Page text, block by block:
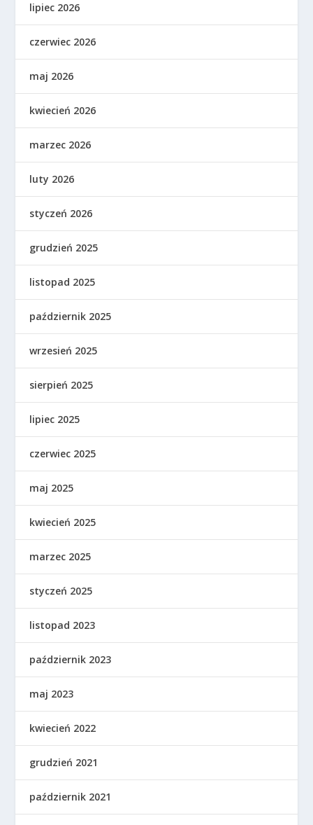
lipiec 2026
czerwiec 2026
maj 2026
kwiecień 2026
marzec 2026
luty 2026
styczeń 2026
grudzień 2025
listopad 2025
październik 2025
wrzesień 2025
sierpień 2025
lipiec 2025
czerwiec 2025
maj 2025
kwiecień 2025
marzec 2025
styczeń 2025
listopad 2023
październik 2023
maj 2023
kwiecień 2022
grudzień 2021
październik 2021